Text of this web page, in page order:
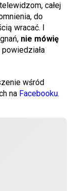
całej
do
wracać. I
nie mówię
powiedziała
wśród
na Facebooku.